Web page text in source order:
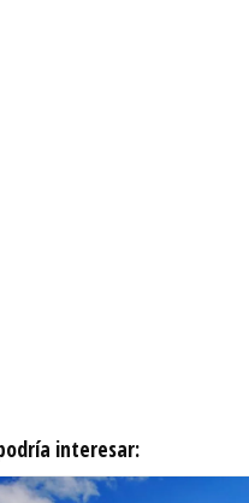
interesar: